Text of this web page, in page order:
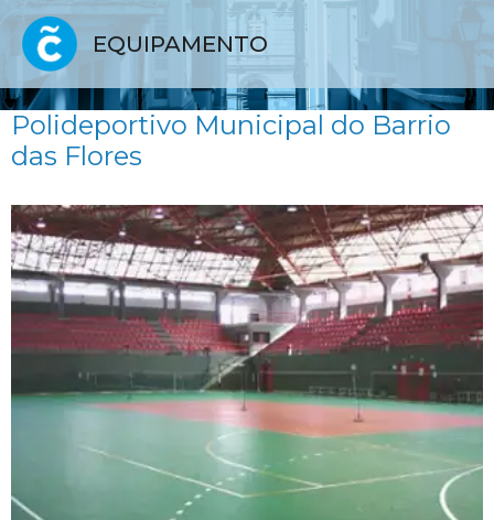
EQUIPAMENTO
Polideportivo Municipal do Barrio
das Flores